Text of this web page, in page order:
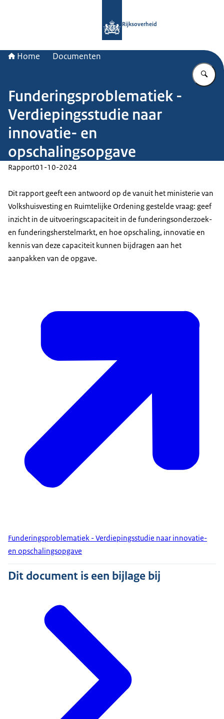
Rijksoverheid
Home Documenten
Funderingsproblematiek -
Verdiepingsstudie naar
innovatie- en
opschalingsopgave
Rapport01-10-2024
Dit rapport geeft een antwoord op de vanuit het ministerie van
Volkshuisvesting en Ruimtelijke Ordening gestelde vraag: geef
inzicht in de uitvoeringscapaciteit in de funderingsonderzoek-
en funderingsherstelmarkt, en hoe opschaling, innovatie en
kennis van deze capaciteit kunnen bijdragen aan het
aanpakken van de opgave.
Funderingsproblematiek - Verdiepingsstudie naar innovatie-
en opschalingsopgave
Dit document is een bijlage bij